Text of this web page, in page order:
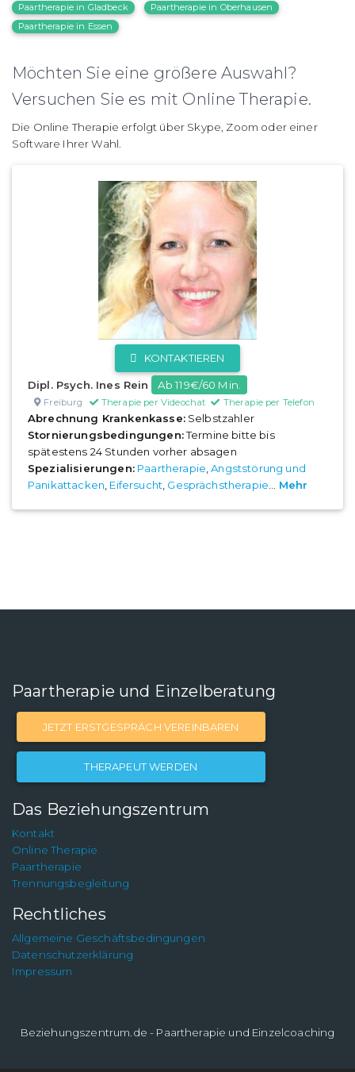
Paartherapie in Gladbeck
Paartherapie in Oberhausen
Paartherapie in Essen
Möchten Sie eine größere Auswahl?
Versuchen Sie es mit Online Therapie.
Die Online Therapie erfolgt über Skype, Zoom oder einer
Software Ihrer Wahl.
KONTAKTIEREN
Dipl. Psych. Ines Rein Ab 119€/60 Min.
Freiburg Therapie per Videochat Therapie per Telefon
Abrechnung Krankenkasse:Selbstzahler
Stornierungsbedingungen:Termine bitte bis
spätestens 24 Stunden vorher absagen
Spezialisierungen: Paartherapie ,Angststörung und
Panikattacken Eifersucht Gesprächstherapie Mehr
Paartherapie und Einzelberatung
JETZT ERSTGESPRÄCH VEREINBAREN
THERAPEUT WERDEN
Das Beziehungszentrum
Kontakt
Online Therapie
Paartherapie
Trennungsbegleitung
Rechtliches
Allgemeine Geschäftsbedingungen
Datenschutzerklärung
Impressum
Beziehungszentrum.de - Paartherapie und Einzelcoaching